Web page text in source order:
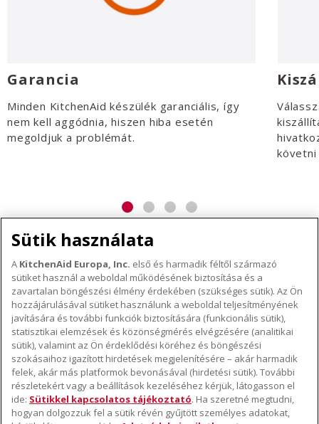
Garancia
Minden KitchenAid készülék garanciális, így
nem kell aggódnia, hiszen hiba esetén
megoldjuk a problémát.
A KITCHENAID MÁRKÁRÓL
A márka lényege
A márka története
ODR
TÁMOGATÁS
Hol lehet megvenni
Garancia és dokumentumok
Ügyfélszolgálat
KÖVESSEN BENNÜNKET
Sütik használata
A KitchenAid Europa, Inc. első és harmadik féltől származó
sütiket használ a weboldal működésének biztosítása és a
zavartalan böngészési élmény érdekében (szükséges sütik). Az Ön
hozzájárulásával sütiket használunk a weboldal teljesítményének
javítására és további funkciók biztosítására (funkcionális sütik),
statisztikai elemzések és közönségmérés elvégzésére (analitikai
sütik), valamint az Ön érdeklődési köréhez és böngészési
szokásaihoz igazított hirdetések megjelenítésére – akár harmadik
felek, akár más platformok bevonásával (hirdetési sütik). További
részletekért vagy a beállítások kezeléséhez kérjük, látogasson el
ide: Sütikkel kapcsolatos tájékoztató. Ha szeretné megtudni,
hogyan dolgozzuk fel a sütik révén gyűjtött személyes adatokat,